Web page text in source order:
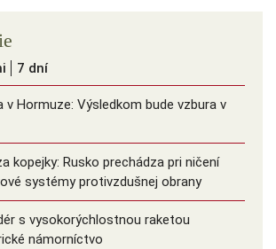
7 dní
v Hormuze: Výsledkom bude vzbura v
kopejky: Rusko prechádza pri ničení
systémy protivzdušnej obrany
s vysokorýchlostnou raketou
námorníctvo